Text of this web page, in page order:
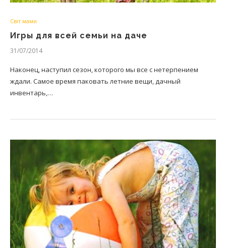
Світ мами
Игры для всей семьи на даче
31/07/2014
Наконец, наступил сезон, которого мы все с нетерпением
ждали. Самое время паковать летние вещи, дачный
инвентарь,…